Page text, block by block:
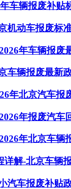
车辆报废补贴
机动车报废标
年车辆报废
车辆报废最新
年北京汽车报
年报废汽车
年北京车辆
解-北京车辆
汽车报废补贴